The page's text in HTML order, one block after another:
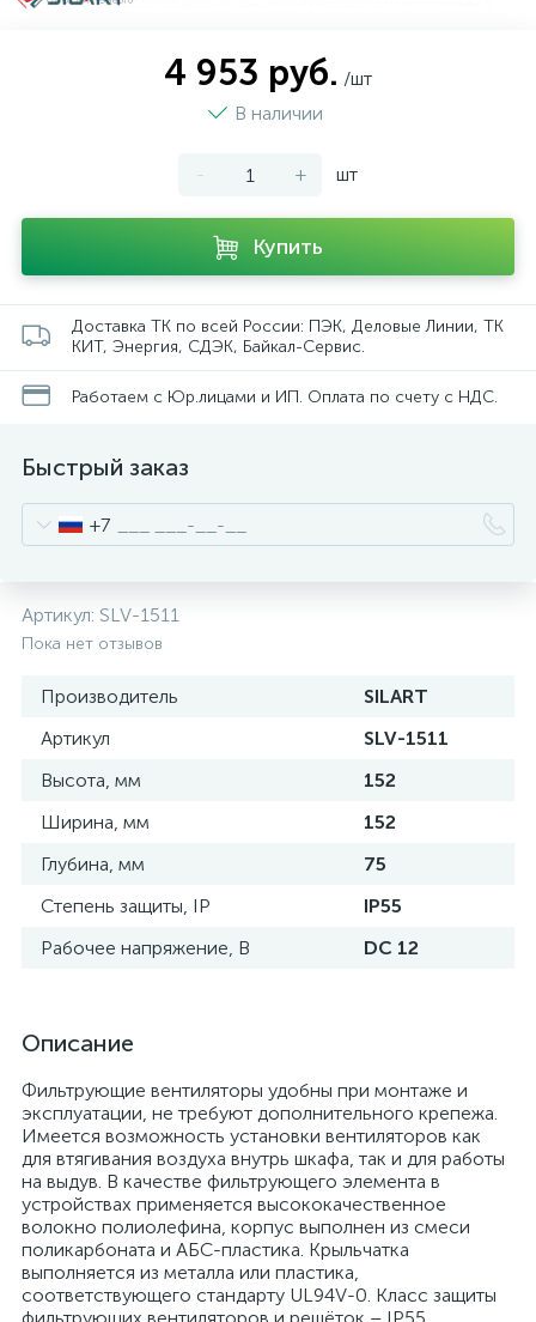
4 953 руб. /шт
В наличии
- + шт
Купить
Доставка ТК по всей России: ПЭК, Деловые Линии, ТК
КИТ, Энергия, СДЭК, Байкал-Сервис.
Работаем с Юр.лицами и ИП. Оплата по счету с НДС.
Быстрый заказ
+7
Артикул: SLV-1511
Пока нет отзывов
Производитель
SILART
Артикул
SLV-1511
Высота, мм
152
Ширина, мм
152
Глубина, мм
75
Степень защиты, IP
IP55
Рабочее напряжение, В
DC 12
Описание
Фильтрующие вентиляторы удобны при монтаже и
эксплуатации, не требуют дополнительного крепежа.
Имеется возможность установки вентиляторов как
для втягивания воздуха внутрь шкафа, так и для работы
на выдув. В качестве фильтрующего элемента в
устройствах применяется высококачественное
волокно полиолефина, корпус выполнен из смеси
поликарбоната и АБС-пластика. Крыльчатка
выполняется из металла или пластика,
соответствующего стандарту UL94V-0. Класс защиты